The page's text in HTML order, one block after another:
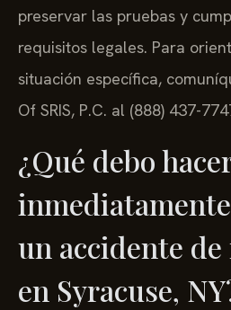
preservar las pruebas y
requisitos legales. Para
situación específica,
Of SRIS, P.C. al (888) 437-
¿Qué debo
un accidente
en Syracuse,